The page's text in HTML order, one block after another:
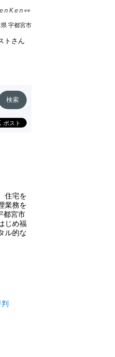
宇都宮市
トさん
住宅を
業務を
都宮市
じめ福
ル的な